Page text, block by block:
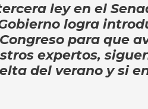
ley en el
logra
para que
expertos,
del verano y si